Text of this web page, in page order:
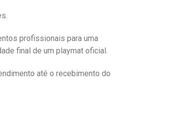
profissionais para uma
final de um playmat oficial.
até o recebimento do